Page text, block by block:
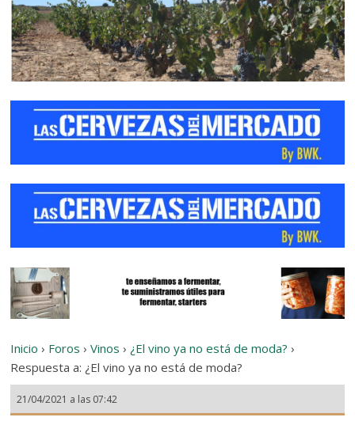
Inicio › Foros › Vinos › ¿El vino ya no está de moda? ›
Respuesta a: ¿El vino ya no está de moda?
21/04/2021 a las 07:42